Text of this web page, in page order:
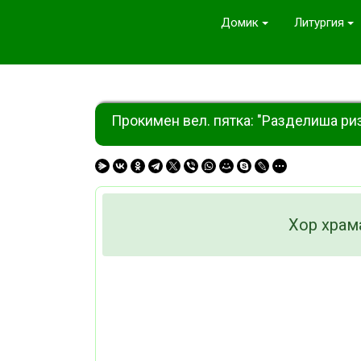
Домик Литургия
Прокимен вел. пятка: "Разделиша
Хор